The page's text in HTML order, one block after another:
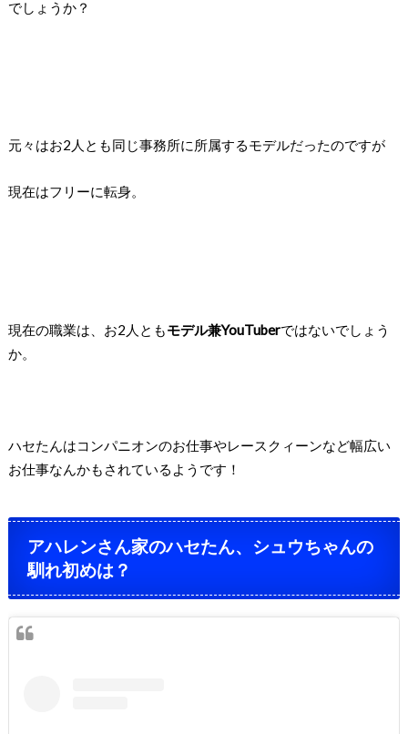
でしょうか？
元々はお2人とも同じ事務所に所属するモデルだったのですが
現在はフリーに転身。
現在の職業は、 お2人ともモデル兼YouTuberではないでしょう
か。
ハセたんはコンパニオンのお仕事やレースクィーンなど幅広い
お仕事なんかもされているようです！
アハレンさん家のハセたん、シュウちゃんの
馴れ初めは？